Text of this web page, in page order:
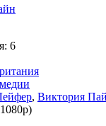
6
, Виктория